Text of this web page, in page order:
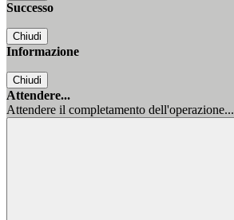
Successo
Chiudi
Informazione
Chiudi
Attendere...
Attendere il completamento dell'operazione...